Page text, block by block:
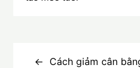
hướngCách giảm cân